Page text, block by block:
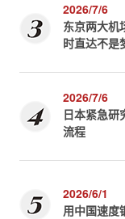
2026/7/6
东京两大机
时直达不是
2026/7/6
日本紧急研
流程
2026/6/1
用中国速度